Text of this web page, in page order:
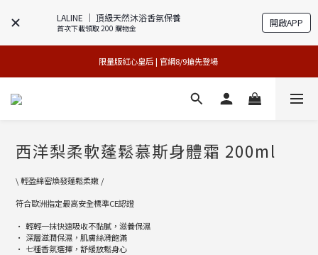
LALINE │ 頂級天然沐浴香氛保養
首次下載領取 200 購物金 開啟APP
買1送1特賣會 | 台中大遠百店 / 南紡店
專櫃加碼活動 | 尊寵指定系列2件88折
限量版紅心皇后 | 官網8/9搶先登場
買1送1特賣會 | 台中大遠百店 / 南紡店
西洋梨柔軟蓬鬆慕斯身體霜 200ml
\ 輕盈綿密煥發蓬鬆柔嫩 /
符合歐洲指定最高安全標準CE認證
• 輕輕一抹快速吸收不黏膩，滋養保濕
• 深層滋潤保濕，肌膚絲滑飽滿
• 七種香氛選擇，舒緩放鬆身心